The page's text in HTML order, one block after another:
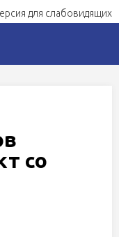
для слабовидящих
со